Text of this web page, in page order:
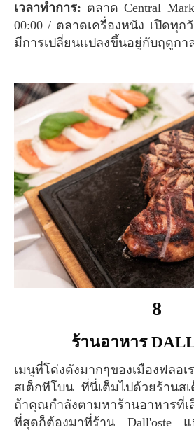
เวลาทำการ: ตลาด Central
00:00 / ตลาดเครื่องหนัง เปิดทุก
มีการเปลี่ยนแปลงขึ้นอยู่กับฤดูกา
8
ร้านอาหาร
เมนูที่โด่งดังมากๆของเมืองฟลอเรนซ์ก็คงจะหนีไม่พ้น
สเต็กทีโบน ที่นี่เต็มไปด้วยร้านส
ถ้าคุณกำลังตามหาร้านอาหารที่
ที่สุดก็ต้องมาที่ร้าน Dall'oste